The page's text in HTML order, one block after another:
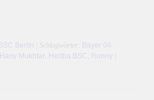
Berlin | Schlagwörter: Bayer 04
Hany Mukhtar , Hertha BSC , Ronny